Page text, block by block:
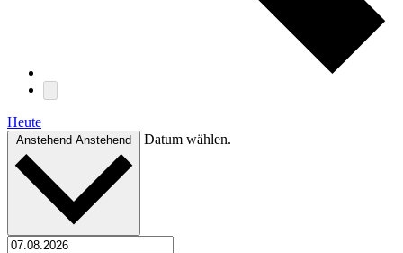
Heute
Anstehend Anstehend Datum wählen.